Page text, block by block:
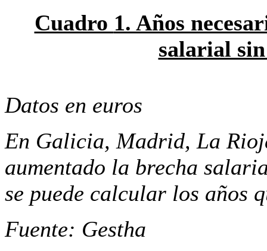
Cuadro 1. Años
salarial
Datos en euros
En Galicia, Madrid, La
aumentado la brecha
se puede calcular los años
Fuente: Gestha